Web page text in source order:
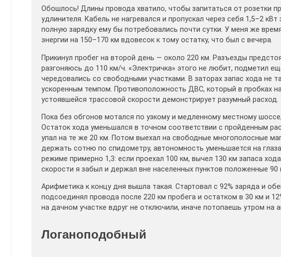
Обошлось! Длины провода хватило, чтобы запитаться от розетки
удлинителя. Кабель не нагревался и пропускал через себя 1,5–2
полную зарядку ему бы потребовались почти сутки. У меня же
энергии на 150–170 км вдовесок к тому остатку, что был с вечера.
Прикинул пробег на второй день — около 220 км. Разъезды
разгоняюсь до 110 км/ч. «Электричка» этого не любит, подметил
чередовались со свободными участками. В заторах запас хода не
ускоренным темпом. Противоположность ДВС, который в пробках
устоявшейся трассовой скорости демонстрирует разумный расход.
Пока без обгонов мотался по узкому и медленному местному
Остаток хода уменьшался в точном соответствии с пройденным
упал на те же 20 км. Потом выехал на свободные многополосные
держать сотню по спидометру, автономность уменьшается на
режиме примерно 1,3: если проехал 100 км, вычел 130 км запаса
скорости я забыл и держал вне населенных пунктов положенные 90
Арифметика к концу дня вышла такая. Стартовал с 92% заряда и
подсоединял провода после 220 км пробега и остатком в 30 км и
на дачном участке вдруг не отключили, иначе потопаешь утром на
Логаноподобный